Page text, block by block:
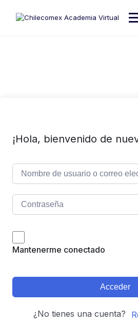
¡Hola, bienvenido de
Mantenerme conectado
Acceder
¿No tienes una cuenta?